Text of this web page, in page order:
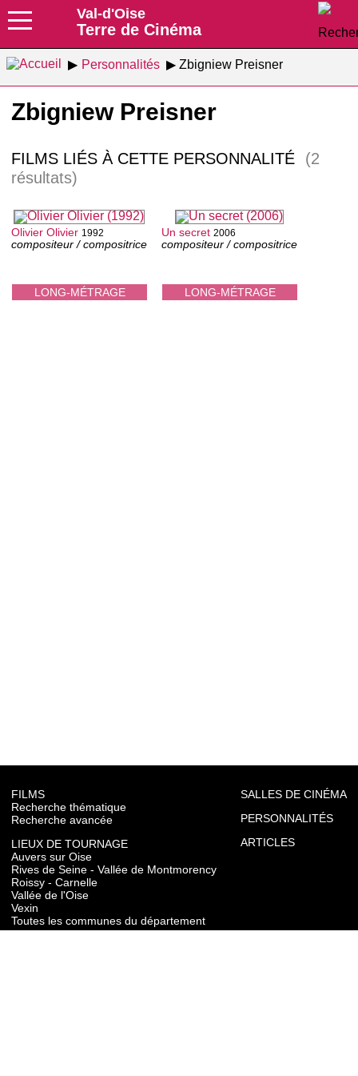
Val-d'Oise
Terre de Cinéma
Personnalités Zbigniew Preisner
Zbigniew Preisner
FILMS LIÉS À CETTE PERSONNALITÉ
(2
résultats)
LONG-MÉTRAGE
Olivier Olivier 1992
compositeur / compositrice
LONG-MÉTRAGE
Un secret 2006
compositeur / compositrice
FILMS
Recherche thématique
Recherche avancée
LIEUX DE TOURNAGE
Auvers sur Oise
Rives de Seine - Vallée de Montmorency
Roissy - Carnelle
Vallée de l'Oise
Vexin
Toutes les communes du département
SALLES DE CINÉMA
PERSONNALITÉS
ARTICLES